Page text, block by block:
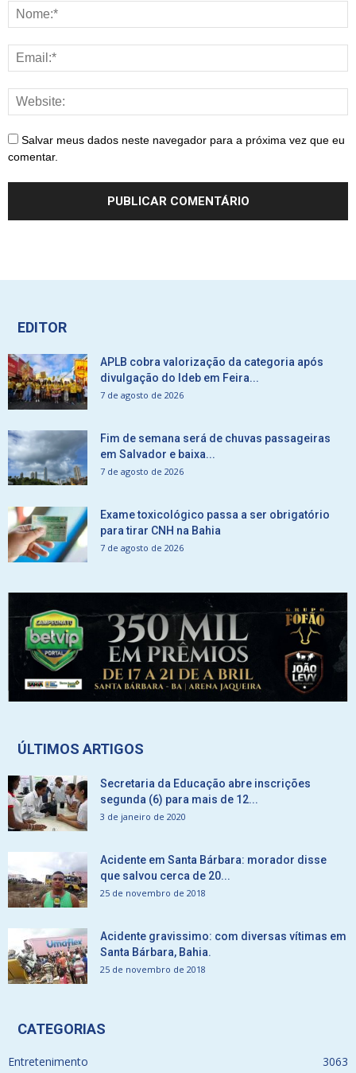
Salvar meus dados neste navegador para a próxima vez que eu
comentar.
EDITOR
APLB cobra valorização da categoria após
divulgação do Ideb em Feira...
7 de agosto de 2026
Fim de semana será de chuvas passageiras
em Salvador e baixa...
7 de agosto de 2026
Exame toxicológico passa a ser obrigatório
para tirar CNH na Bahia
7 de agosto de 2026
ÚLTIMOS ARTIGOS
Secretaria da Educação abre inscrições
segunda (6) para mais de 12...
3 de janeiro de 2020
Acidente em Santa Bárbara: morador disse
que salvou cerca de 20...
25 de novembro de 2018
Acidente gravissimo: com diversas vítimas em
Santa Bárbara, Bahia.
25 de novembro de 2018
CATEGORIAS
Entretenimento 3063